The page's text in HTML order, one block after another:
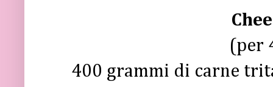
(per
400 grammi di carne